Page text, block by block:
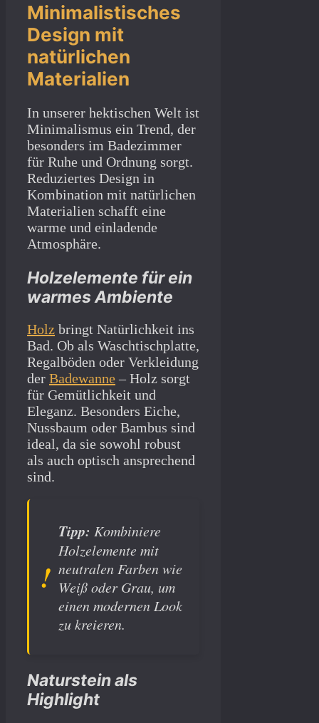
Minimalistisches
Design mit
natürlichen
Materialien
In unserer hektischen Welt ist
Minimalismus ein Trend, der
besonders im Badezimmer
für Ruhe und Ordnung sorgt.
Reduziertes Design in
Kombination mit natürlichen
Materialien schafft eine
warme und einladende
Atmosphäre.
Holzelemente für ein
warmes Ambiente
Holz bringt Natürlichkeit ins
Bad. Ob als Waschtischplatte,
Regalböden oder Verkleidung
der Badewanne – Holz sorgt
für Gemütlichkeit und
Eleganz. Besonders Eiche,
Nussbaum oder Bambus sind
ideal, da sie sowohl robust
als auch optisch ansprechend
sind.
Tipp: Kombiniere
Holzelemente mit
neutralen Farben wie
Weiß oder Grau, um
einen modernen Look
zu kreieren.
Naturstein als
Highlight